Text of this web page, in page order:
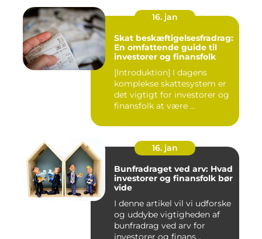
16. jan
Skat beskæftigelsesfradrag:
En omfattende guide til
investorer og finansfolk
[Introduktion] I dagens
komplekse skattesystem er
det vigtigt for investorer og
finansfolk at være ...
16. jan
Bunfradraget ved arv: Hvad
investorer og finansfolk bør
vide
I denne artikel vil vi udforske
og uddybe vigtigheden af
bunfradrag ved arv for
investorer og finans...